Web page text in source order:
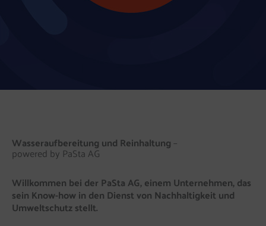
Wasseraufbereitung und Reinhaltung –
powered by PaSta AG
Willkommen bei der PaSta AG, einem Unternehmen, das
sein Know-how in den Dienst von Nachhaltigkeit und
Umweltschutz stellt.